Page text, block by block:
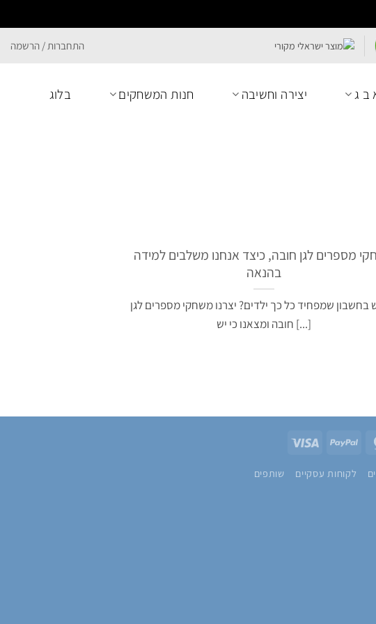
התחברות / הרשמה
ב ג יצירה וחשיבה חנות המשחקים
בלוג
מספרים לגן חובה, כיצד אנחנו משלבים למידה
בהנאה
בחשבון שמפחיד כל כך ילדים? יצרנו משחקי מספרים לגן
חובה ומצאנו כי יש [...]
MasterCard
PayPal
לקוחות עסקיים שותפים